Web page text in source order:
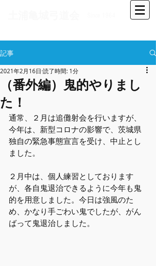
記事
（番外編）鬼的やりまし
た！
2021年2月16日 読了時間: 1分
通常、２月は追儺射会を行いますが、
今年は、新型コロナの影響で、茨城県
独自の緊急事態宣言を受け、中止とし
ました。
２月中は、個人練習としております
が、各自鬼退治できるように今年も鬼
的を用意しました。今日は強風のた
め、かなり手ごわい鬼でしたが、がん
ばって鬼退治しました。